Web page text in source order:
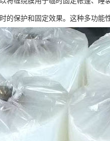
保护和固定效果。这种多功能